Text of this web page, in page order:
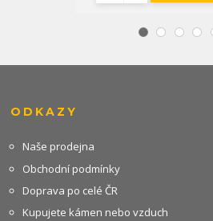
ODKAZY
Naše prodejna
Obchodní podmínky
Doprava po celé ČR
Kupujete kámen nebo vzduch